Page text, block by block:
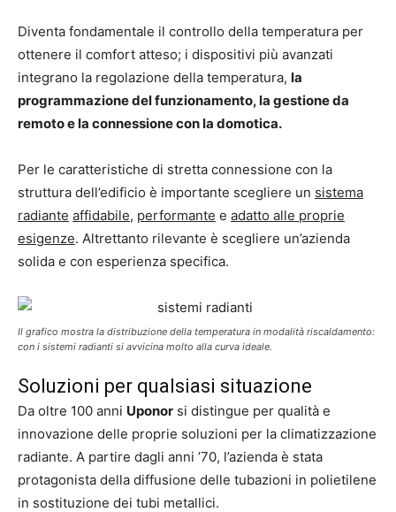
Diventa fondamentale il controllo della temperatura per
ottenere il comfort atteso; i dispositivi più avanzati
integrano la regolazione della temperatura, la
programmazione del funzionamento, la gestione da
remoto e la connessione con la domotica.
Per le caratteristiche di stretta connessione con la
struttura dell’edificio è importante scegliere un sistema
radiante affidabile, performante e adatto alle proprie
esigenze. Altrettanto rilevante è scegliere un’azienda
solida e con esperienza specifica.
Il grafico mostra la distribuzione della temperatura in modalità riscaldamento:
con i sistemi radianti si avvicina molto alla curva ideale.
Soluzioni per qualsiasi situazione
Da oltre 100 anni Uponor si distingue per qualità e
innovazione delle proprie soluzioni per la climatizzazione
radiante. A partire dagli anni ’70, l’azienda è stata
protagonista della diffusione delle tubazioni in polietilene
in sostituzione dei tubi metallici.